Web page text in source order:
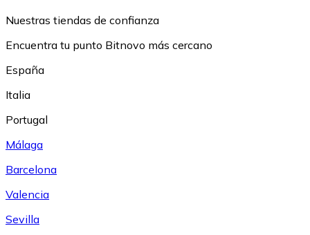
Nuestras tiendas de confianza
Encuentra tu punto Bitnovo más cercano
España
Italia
Portugal
Málaga
Barcelona
Valencia
Sevilla